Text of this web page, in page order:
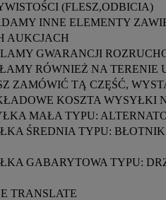
(FLESZ,ODBICIA)
INNE ELEMENTY
AUKCJACH
GWARANCJI
RÓWNIEŻ NA TERENIE
ZAMÓWIĆ TĄ CZĘŚĆ,
KOSZTA WYSYŁKI
TRANSLATE